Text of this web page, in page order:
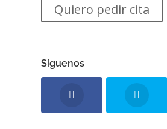
Quiero pedir cita
Síguenos